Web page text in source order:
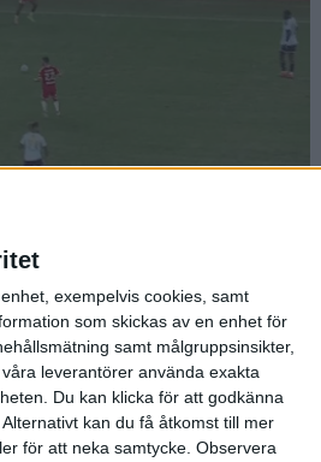
exempelvis cookies, samt
som skickas av en enhet för
samt målgruppsinsikter,
leverantörer använda exakta
Du kan klicka för att godkänna
kan du få åtkomst till mer
för att neka samtycke. Observera